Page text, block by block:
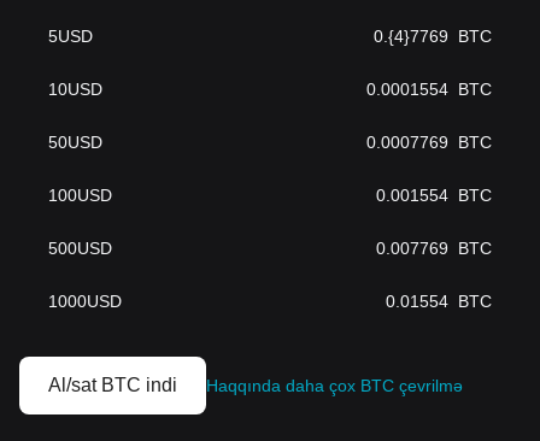
5USD 0.{4}7769 BTC
10USD 0.0001554 BTC
50USD 0.0007769 BTC
100USD 0.001554 BTC
500USD 0.007769 BTC
1000USD 0.01554 BTC
Al/sat BTC indi Haqqında daha çox BTC çevrilmə